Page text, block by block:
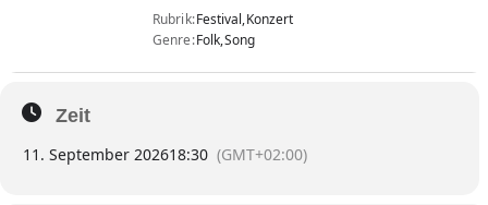
Rubrik Festival,Konzert
Genre Folk,Song
Zeit
11. September 202618:30 (GMT+02:00)